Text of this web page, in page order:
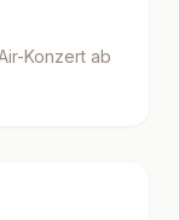
Konzert ab